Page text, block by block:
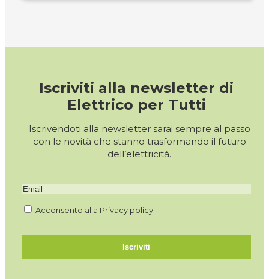
Iscriviti alla newsletter di
Elettrico per Tutti
Iscrivendoti alla newsletter sarai sempre al passo
con le novità che stanno trasformando il futuro
dell’elettricità.
Acconsento alla Privacy policy
Iscriviti